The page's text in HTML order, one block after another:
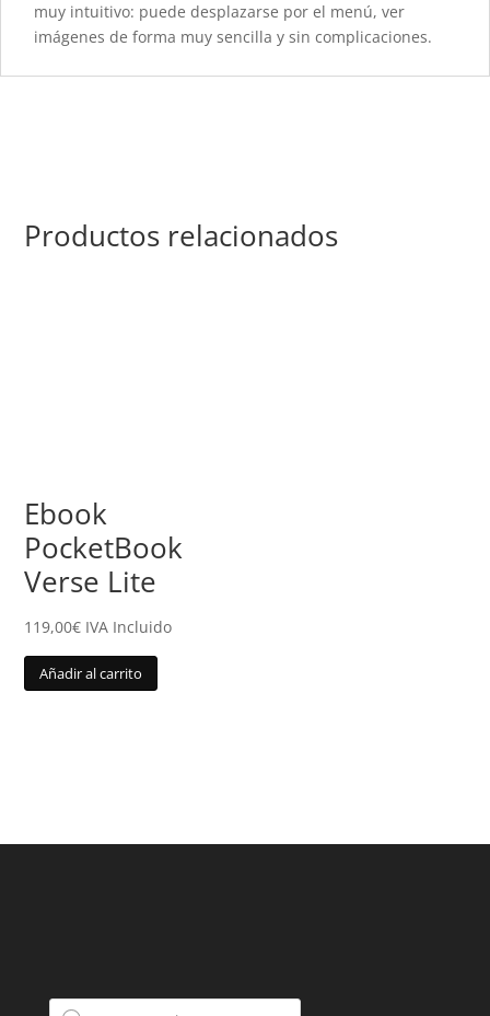
muy intuitivo: puede desplazarse por el menú, ver
imágenes de forma muy sencilla y sin complicaciones.
Productos relacionados
Ebook
PocketBook
Verse Lite
119,00€ IVA Incluido
Añadir al carrito
Búsqueda